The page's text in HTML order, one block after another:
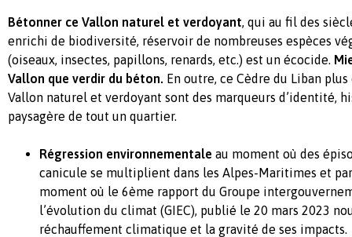
Bétonner ce Vallon naturel et verdoyant, qui au fil des
enrichi de biodiversité, réservoir de nombreuses espèces
(oiseaux, insectes, papillons, renards, etc.) est un écocide.
Vallon que verdir du béton. En outre, ce Cèdre du Liban
Vallon naturel et verdoyant sont des marqueurs d’identité,
paysagère de tout un quartier.
Régression environnementale au moment où des
canicule se multiplient dans les Alpes-Maritimes et
moment où le 6ème rapport du Groupe
l’évolution du climat (GIEC), publié le 20 mars 2023
réchauffement climatique et la gravité de ses impacts.